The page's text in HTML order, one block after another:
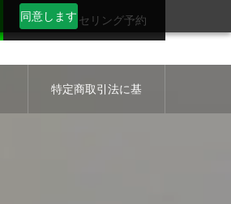
同意します
無料カウンセリング予約
特定商取引法に基